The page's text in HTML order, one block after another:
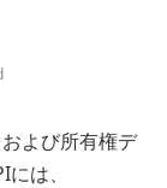
よび所有権デ
は、